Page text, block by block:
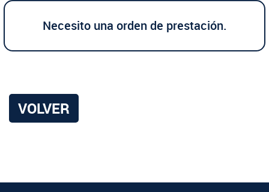
Necesito una orden de prestación.
VOLVER